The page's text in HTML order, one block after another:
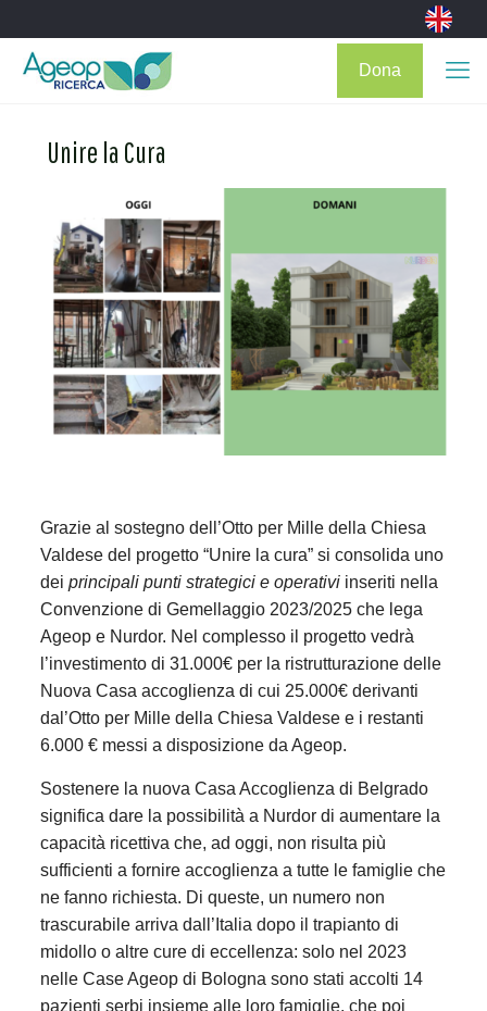
Dona
Unire la Cura
Grazie al sostegno dell’Otto per Mille della Chiesa
Valdese del progetto “Unire la cura” si consolida uno
dei principali punti strategici e operativiinseriti nella
Convenzione di Gemellaggio 2023/2025 che lega
Ageop e Nurdor. Nel complesso il progetto vedrà
l’investimento di 31.000€ per la ristrutturazione delle
Nuova Casa accoglienza di cui 25.000€ derivanti
dal’Otto per Mille della Chiesa Valdese e i restanti
6.000 € messi a disposizione da Ageop.
Sostenere la nuova Casa Accoglienza di Belgrado
significa dare la possibilità a Nurdor di aumentare la
capacità ricettiva che, ad oggi, non risulta più
sufficienti a fornire accoglienza a tutte le famiglie che
ne fanno richiesta. Di queste, un numero non
trascurabile arriva dall’Italia dopo il trapianto di
midollo o altre cure di eccellenza: solo nel 2023
nelle Case Ageop di Bologna sono stati accolti 14
pazienti serbi insieme alle loro famiglie, che poi